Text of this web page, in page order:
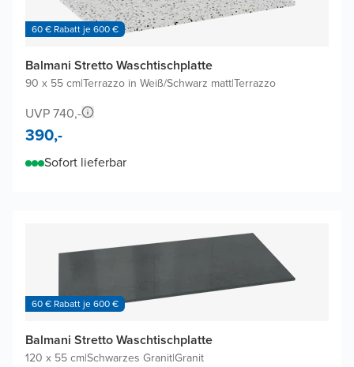
60 € Rabatt je 600 €
Balmani Stretto Waschtischplatte
90 x 55 cm|Terrazzo in Weiß/Schwarz matt|Terrazzo
UVP 740,-
390,-
Sofort lieferbar
60 € Rabatt je 600 €
Balmani Stretto Waschtischplatte
120 x 55 cm|Schwarzes Granit|Granit